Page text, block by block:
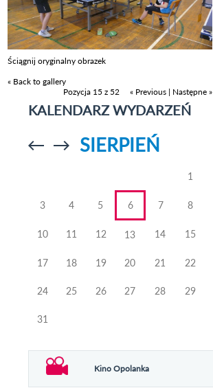
Ściągnij oryginalny obrazek
« Back to gallery
Pozycja 15 z 52
« Previous | Następne »
KALENDARZ WYDARZEŃ
Przejdź doPrzejdź do
SIERPIEŃ
1
3 4 5 6 7 8
10 11 12 13 14 15
17 18 19 20 21 22
24 25 26 27 28 29
31
Kino Opolanka